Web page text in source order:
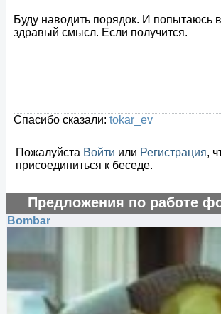
Буду наводить порядок. И попытаюсь
здравый смысл. Если получится.
Спасибо сказали: tokar_ev
Пожалуйста Войти или Регистрация,
присоединиться к беседе.
Предложения по работе
Bombar